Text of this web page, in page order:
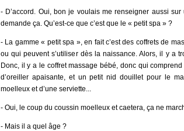
- D’accord. Oui, bon je voulais me renseigner aussi
demande ça. Qu’est-ce que c’est que le « petit spa » ?
- La gamme « petit spa », en fait c’est des coffrets de
ou qui peuvent s’utiliser dès la naissance. Alors, il y a
Donc, il y a le coffret massage bébé, donc qui
d’oreiller apaisante, et un petit nid douillet pour le
moelleux et d’une serviette...
- Oui, le coup du coussin moelleux et caetera, ça ne
- Mais il a quel âge ?